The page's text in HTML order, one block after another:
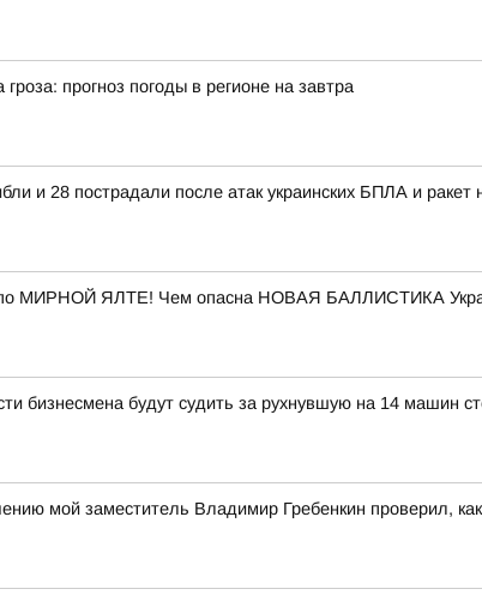
гроза: прогноз погоды в регионе на завтра
и 28 пострадали после атак украинских БПЛА и ракет
МИРНОЙ ЯЛТЕ! Чем опасна НОВАЯ БАЛЛИСТИКА
бизнесмена будут судить за рухнувшую на 14 машин
мой заместитель Владимир Гребенкин проверил,